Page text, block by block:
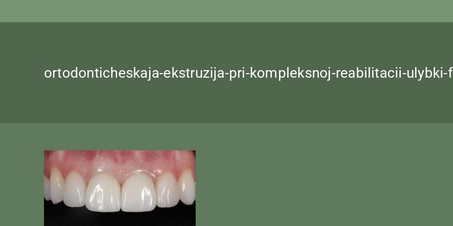
ortodonticheskaja-ekstruzija-pri-kompleksnoj-reabilitacii-ulybki-